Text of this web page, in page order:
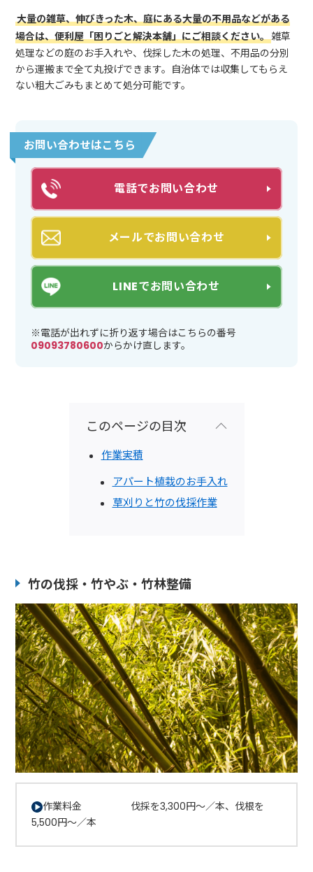
大量の雑草、伸びきった木、庭にある大量の不用品などがある
場合は、便利屋「困りごと解決本舗」にご相談ください。雑草
処理などの庭のお手入れや、伐採した木の処理、不用品の分別
から運搬まで全て丸投げできます。自治体では収集してもらえ
ない粗大ごみもまとめて処分可能です。
お問い合わせはこちら
電話でお問い合わせ
メールでお問い合わせ
LINEでお問い合わせ
※電話が出れずに折り返す場合はこちらの番号
09093780600からかけ直します。
このページの目次
作業実積
アパート植栽のお手入れ
草刈りと竹の伐採作業
竹の伐採・竹やぶ・竹林整備
作業料金 伐採を3,300円～／本、伐根を
5,500円～／本